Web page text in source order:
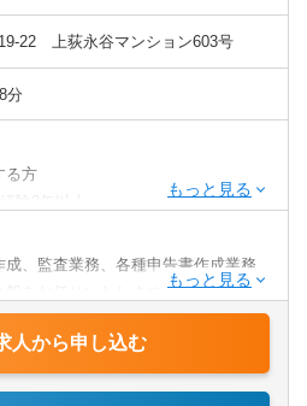
22 上荻永谷マンション603号
分
る方
方
、監査業務、各種申告書作成業務
般をお任せいたします。
ご依頼をいただくことが多く、経
定、相続・事業承継関連業務に携
人から申し込む